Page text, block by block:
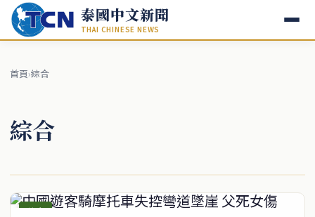
泰國中文新聞
THAI CHINESE NEWS
首頁›綜合
綜合
綜合